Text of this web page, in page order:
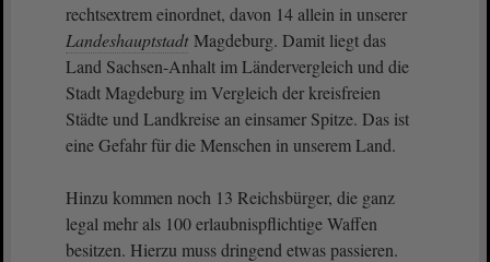
rechtsextrem einordnet, davon 14 allein in unserer
Landeshauptstadt Magdeburg. Damit liegt das
Land Sachsen-Anhalt im Ländervergleich und die
Stadt Magdeburg im Vergleich der kreisfreien
Städte und Landkreise an einsamer Spitze. Das ist
eine Gefahr für die Menschen in unserem Land.
Hinzu kommen noch 13 Reichsbürger, die ganz
legal mehr als 100 erlaubnispflichtige Waffen
besitzen. Hierzu muss dringend etwas passieren.